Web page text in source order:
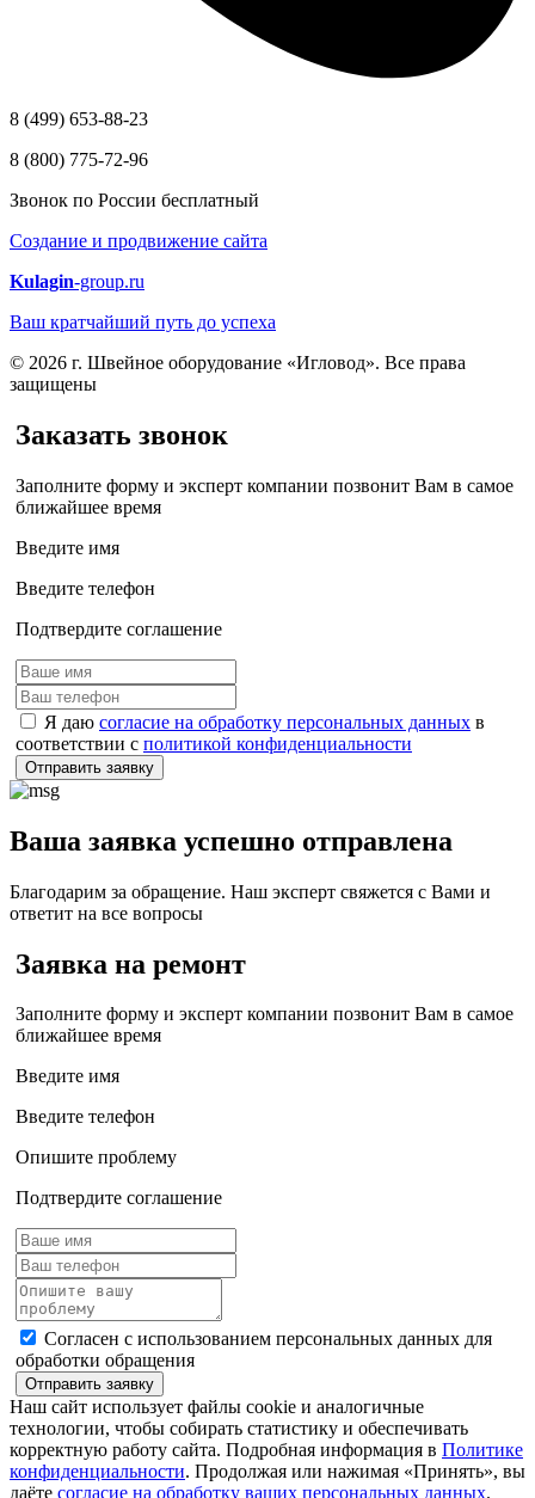
8 (499) 653-88-23
8 (800) 775-72-96
Звонок по России бесплатный
Создание и продвижение сайта
Kulagin-group.ru
Ваш кратчайший путь до успеха
© 2026 г. Швейное оборудование «Игловод». Все права
защищены
Заказать звонок
Заполните форму и эксперт компании позвонит Вам в самое
ближайшее время
Введите имя
Введите телефон
Подтвердите соглашение
Я даю согласие на обработку персональных данных в
соответствии с политикой конфиденциальности
Отправить заявку
Ваша заявка успешно отправлена
Благодарим за обращение. Наш эксперт свяжется с Вами и
ответит на все вопросы
Заявка на ремонт
Заполните форму и эксперт компании позвонит Вам в самое
ближайшее время
Введите имя
Введите телефон
Опишите проблему
Подтвердите соглашение
Согласен с использованием персональных данных для
обработки обращения
Отправить заявку
Наш сайт использует файлы cookie и аналогичные
технологии, чтобы собирать статистику и обеспечивать
корректную работу сайта. Подробная информация в Политике
конфиденциальности. Продолжая или нажимая «Принять», вы
даёте согласие на обработку ваших персональных данных.